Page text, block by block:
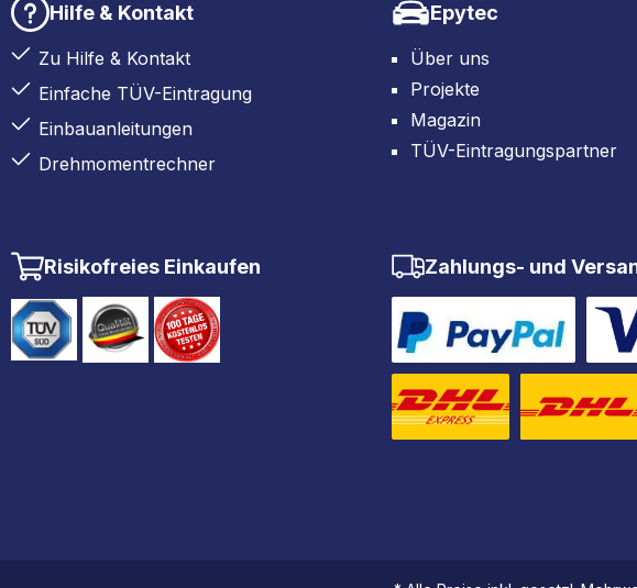
Hilfe & Kontakt
Zu Hilfe & Kontakt
Einfache TÜV-Eintragung
Einbauanleitungen
Drehmomentrechner
Epytec
Über uns
Projekte
Magazin
TÜV-Eintragungspartner
Risikofreies Einkaufen Zahlungs- und